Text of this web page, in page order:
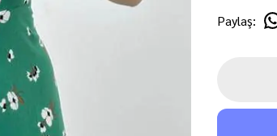
Paylaş: